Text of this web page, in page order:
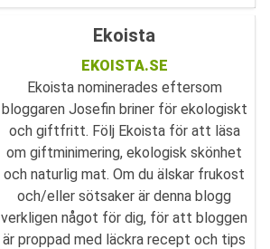
Ekoista
EKOISTA.SE
Ekoista nominerades eftersom
bloggaren Josefin briner för ekologiskt
och giftfritt. Följ Ekoista för att läsa
om giftminimering, ekologisk skönhet
och naturlig mat. Om du älskar frukost
och/eller sötsaker är denna blogg
verkligen något för dig, för att bloggen
är proppad med läckra recept och tips